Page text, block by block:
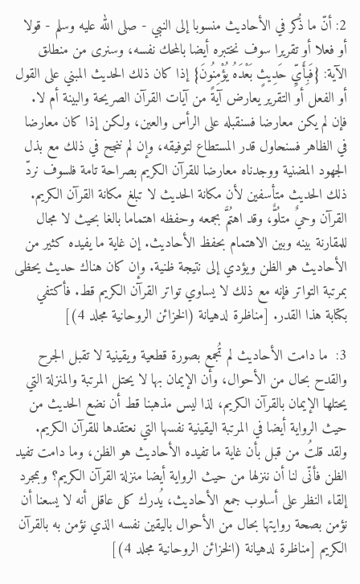
2: أنّ ما ذُكر في الأحاديث منسوبا إلى النبي - صلى الله عليه وسلم - قولا
أو فعلا أو تقريرا سوف نختبره أيضا بالمحك نفسه، وسنرى من منطلق
الآية: {فَبِأَيِّ حَدِيثٍ بَعْدَهُ يُؤْمِنُونَ} إذا كان ذلك الحديث المبني على القول
أو الفعل أو التقرير يعارض آيةً من آيات القرآن الصريحة والبينة أم لا.
فإن لم يكن معارضا فسنقبله على الرأس والعين، ولكن إذا كان معارضا
في الظاهر فسنحاول قدر المستطاع لتوفيقه، وإن لم ننجح في ذلك مع بذل
الجهود المضنية ووجدناه معارضا للقرآن الكريم بصراحة تامة فلسوف نردّ
ذلك الحديث متأسفين لأن مكانة الحديث لا تبلغ مكانة القرآن الكريم.
القرآن وحيٌ متلُوٌّ، وقد اهتُمَّ بجمعه وحفظه اهتماما بالغا بحيث لا مجال
للمقارنة بينه وبين الاهتمام بحفظ الأحاديث. إن غاية ما يفيده كثير من
الأحاديث هو الظن ويؤدي إلى نتيجة ظنية. وإن كان هناك حديث يحظى
بمرتبة التواتر فإنه مع ذلك لا يساوي تواتر القرآن الكريم قط. فأكتفي
بكتابة هذا القدر. [مناظرة لدهيانة (الخزائن الروحانية مجلد 4)]
3: ما دامت الأحاديث لم تُجمع بصورة قطعية ويقينية لا تقبل الجرح
والقدح بحال من الأحوال، وأن الإيمان بها لا يحتل المرتبة والمنزلة التي
يحتلها الإيمان بالقرآن الكريم، لذا ليس مذهبنا قط أن نضع الحديث من
حيث الرواية أيضا في المرتبة اليقينية نفسها التي نعتقدها للقرآن الكريم.
ولقد قلتُ من قبل بأن غاية ما تفيده الأحاديث هو الظن، وما دامت تفيد
الظن فأنّى لنا أن ننزلها من حيث الرواية أيضا منزلة القرآن الكريم؟ وبمجرد
إلقاء النظر على أسلوب جمع الأحاديث، يُدرك كل عاقل أنه لا يسعنا أن
نؤمن بصحة روايتها بحال من الأحوال باليقين نفسه الذي نؤمن به بالقرآن
الكريم [مناظرة لدهيانة (الخزائن الروحانية مجلد 4)]